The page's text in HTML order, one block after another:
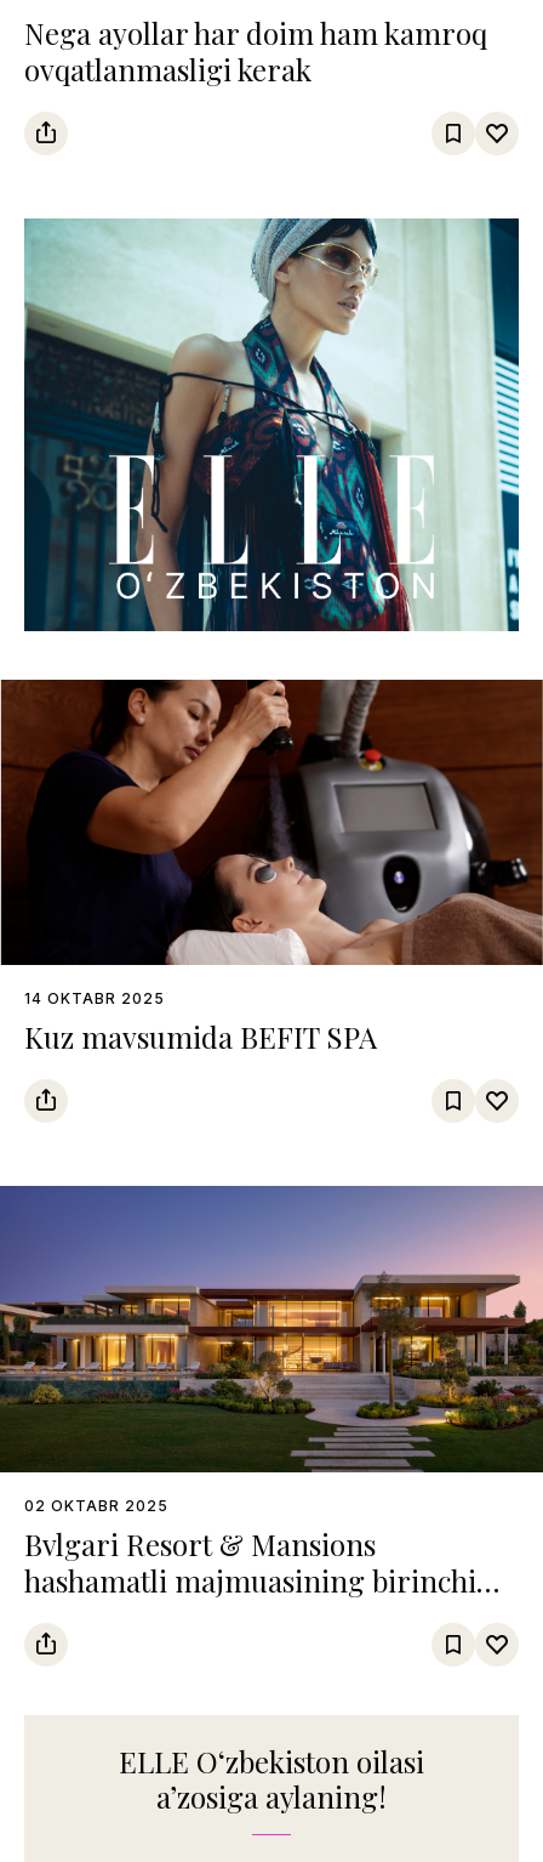
Nega ayollar har doim ham kamroq
ovqatlanmasligi kerak
14 OKTABR 2025
Kuz mavsumida BEFIT SPA
02 OKTABR 2025
Bvlgari Resort & Mansions
hashamatli majmuasining birinchi
qasri Bodrumda ochildi
ELLE Oʻzbekiston oilasi
aʼzosiga aylaning!